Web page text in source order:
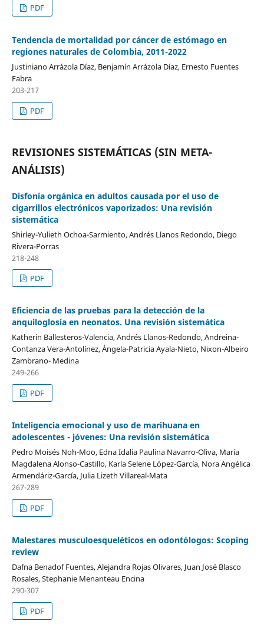
PDF
Tendencia de mortalidad por cáncer de estómago en
regiones naturales de Colombia, 2011-2022
Justiniano Arrázola Díaz, Benjamín Arrázola Díaz, Ernesto Fuentes
Fabra
203-217
PDF
REVISIONES SISTEMÁTICAS (SIN META-
ANÁLISIS)
Disfonía orgánica en adultos causada por el uso de
cigarrillos electrónicos vaporizados: Una revisión
sistemática
Shirley-Yulieth Ochoa-Sarmiento, Andrés Llanos Redondo, Diego
Rivera-Porras
218-248
PDF
Eficiencia de las pruebas para la detección de la
anquiloglosia en neonatos. Una revisión sistemática
Katherin Ballesteros-Valencia, Andrés Llanos-Redondo, Andreina-
Contanza Vera-Antolínez, Ángela-Patricia Ayala-Nieto, Nixon-Albeiro
Zambrano- Medina
249-266
PDF
Inteligencia emocional y uso de marihuana en
adolescentes - jóvenes: Una revisión sistemática
Pedro Moisés Noh-Moo, Edna Idalia Paulina Navarro-Oliva, María
Magdalena Alonso-Castillo, Karla Selene López-García, Nora Angélica
Armendáriz-García, Julia Lizeth Villareal-Mata
267-289
PDF
Malestares musculoesqueléticos en odontólogos: Scoping
review
Dafna Benadof Fuentes, Alejandra Rojas Olivares, Juan José Blasco
Rosales, Stephanie Menanteau Encina
290-307
PDF